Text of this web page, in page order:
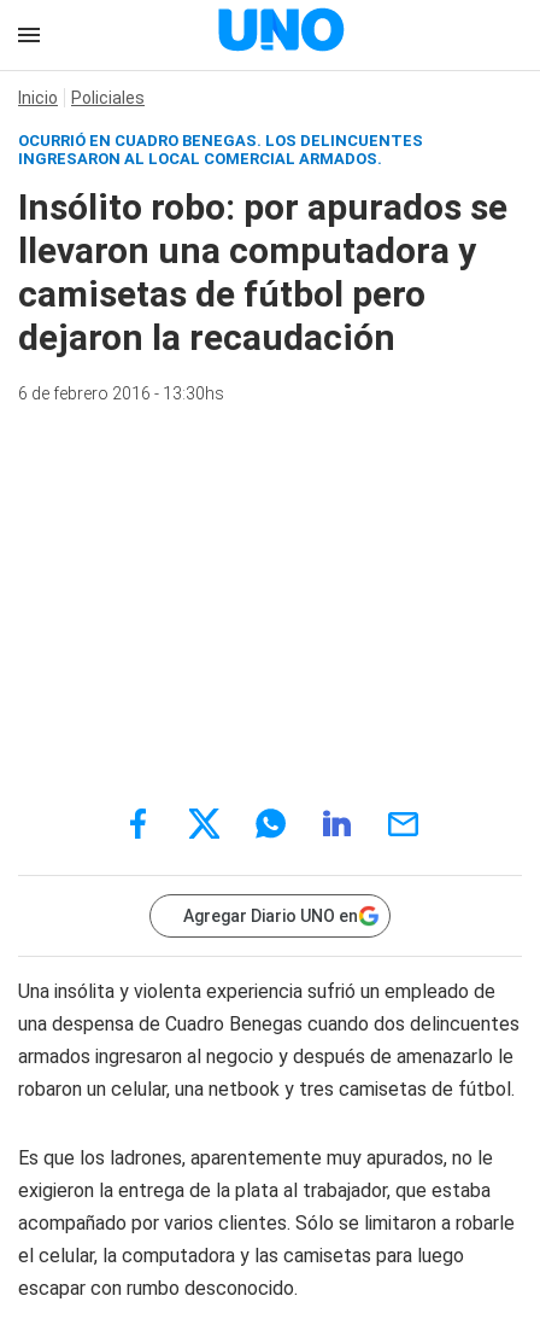
Inicio Policiales
OCURRIÓ EN CUADRO BENEGAS. LOS DELINCUENTES
INGRESARON AL LOCAL COMERCIAL ARMADOS.
Insólito robo: por apurados se
llevaron una computadora y
camisetas de fútbol pero
dejaron la recaudación
6 de febrero 2016 - 13:30hs
Agregar Diario UNO en
Una insólita y violenta experiencia sufrió un empleado de
una despensa de Cuadro Benegas cuando dos delincuentes
armados ingresaron al negocio y después de amenazarlo le
robaron un celular, una netbook y tres camisetas de fútbol.
Es que los ladrones, aparentemente muy apurados, no le
exigieron la entrega de la plata al trabajador, que estaba
acompañado por varios clientes. Sólo se limitaron a robarle
el celular, la computadora y las camisetas para luego
escapar con rumbo desconocido.